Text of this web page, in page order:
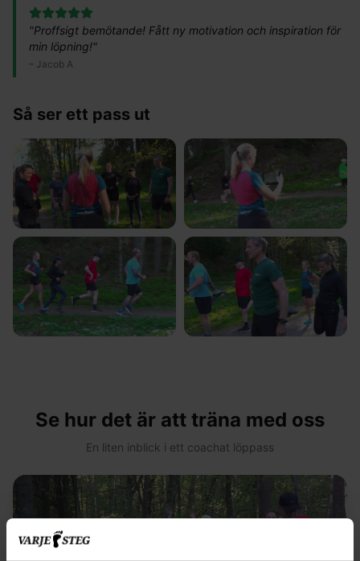
"Proffsigt bemötande! Fått ny motivation och inspiration för
min löpning!"
– Jacob A
Så ser ett pass ut
Se hur det är att träna med oss
En liten inblick i ett coachat löppass